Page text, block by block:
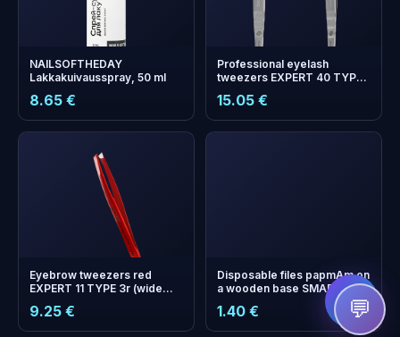
NAILSOFTHEDAY
Lakkakuivausspray, 50 ml
8.65 €
Professional eyelash
tweezers EXPERT 40 TYPE
15.05 €
Eyebrow tweezers red
EXPERT 11 TYPE 3r (wide
9.25 €
Disposable files papmAm on
a wooden base SMART 22
1.40 € 💬